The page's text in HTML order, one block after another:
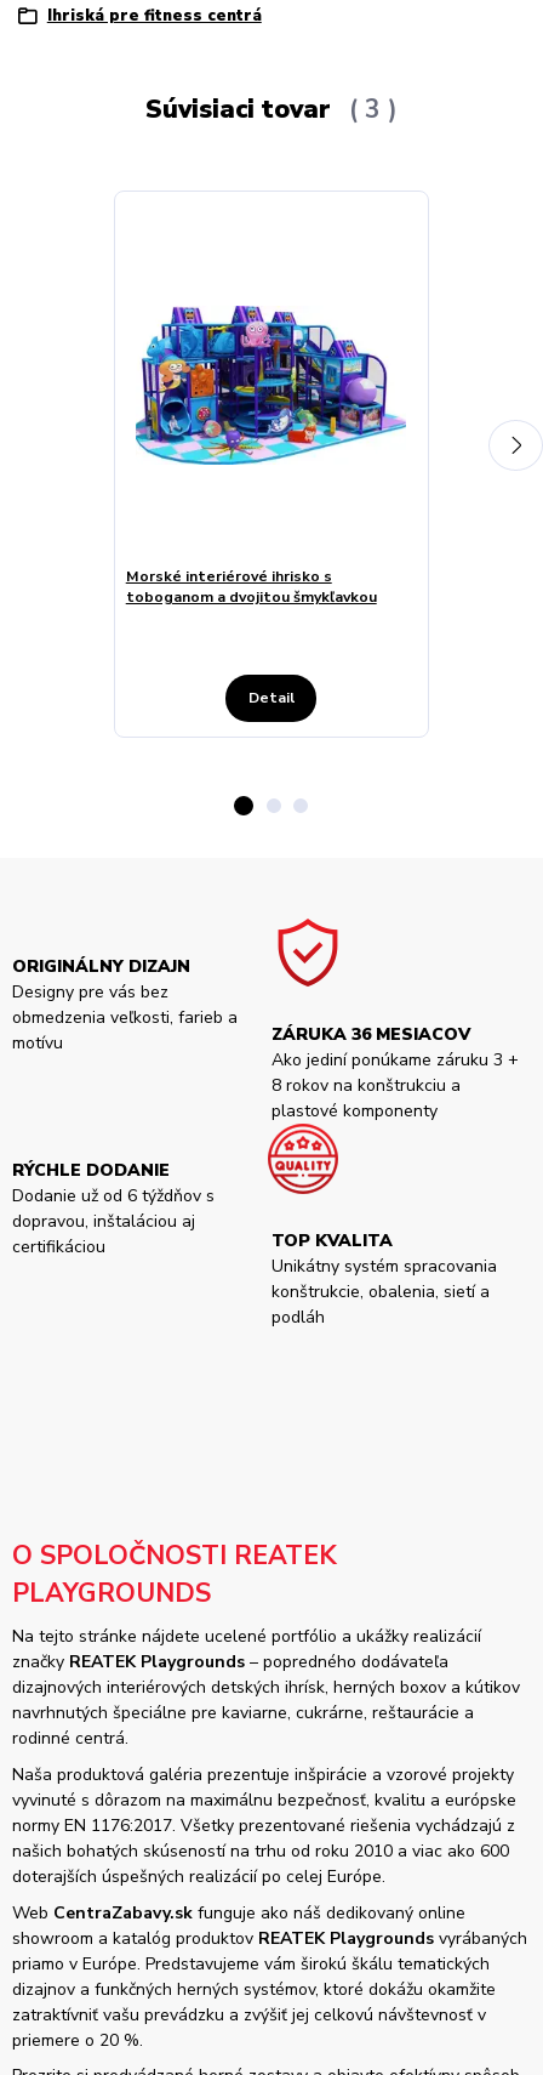
Ihriská pre fitness centrá
Súvisiaci tovar 3
Morské interiérové ihrisko s
toboganom a dvojitou šmykľavkou
Detail
ORIGINÁLNY DIZAJN
Designy pre vás bez
obmedzenia veľkosti, farieb a
motívu
ZÁRUKA 36 MESIACOV
Ako jediní ponúkame záruku 3 +
8 rokov na konštrukciu a
plastové komponenty
RÝCHLE DODANIE
Dodanie už od 6 týždňov s
dopravou, inštaláciou aj
certifikáciou
TOP KVALITA
Unikátny systém spracovania
konštrukcie, obalenia, sietí a
podláh
O SPOLOČNOSTI REATEK
PLAYGROUNDS
Na tejto stránke nájdete ucelené portfólio a ukážky realizácií
značky REATEK Playgrounds – popredného dodávateľa
dizajnových interiérových detských ihrísk, herných boxov a kútikov
navrhnutých špeciálne pre kaviarne, cukrárne, reštaurácie a
rodinné centrá.
Naša produktová galéria prezentuje inšpirácie a vzorové projekty
vyvinuté s dôrazom na maximálnu bezpečnosť, kvalitu a európske
normy EN 1176:2017. Všetky prezentované riešenia vychádzajú z
našich bohatých skúseností na trhu od roku 2010 a viac ako 600
doterajších úspešných realizácií po celej Európe.
Web CentraZabavy.sk funguje ako náš dedikovaný online
showroom a katalóg produktov REATEK Playgrounds vyrábaných
priamo v Európe. Predstavujeme vám širokú škálu tematických
dizajnov a funkčných herných systémov, ktoré dokážu okamžite
zatraktívniť vašu prevádzku a zvýšiť jej celkovú návštevnosť v
priemere o 20 %.